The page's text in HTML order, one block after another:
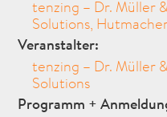
tenzing – Dr. Müller
Solutions,
Veranstalter:
tenzing – Dr. Müller
Solutions
Programm +